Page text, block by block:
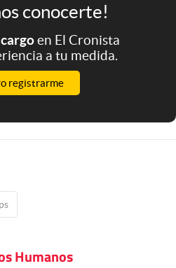
conocerte!
cargoen El Cronista
a tu medida.
registrarme
Humanos